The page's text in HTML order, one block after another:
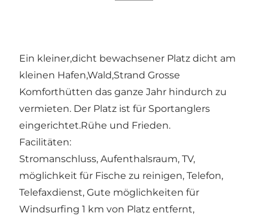
Ein kleiner,dicht bewachsener Platz dicht am
kleinen Hafen,Wald,Strand Grosse
Komforthütten das ganze Jahr hindurch zu
vermieten. Der Platz ist für Sportanglers
eingerichtet.Rühe und Frieden.
Facilitäten:
Stromanschluss, Aufenthalsraum, TV,
möglichkeit für Fische zu reinigen, Telefon,
Telefaxdienst, Gute möglichkeiten für
Windsurfing 1 km von Platz entfernt,